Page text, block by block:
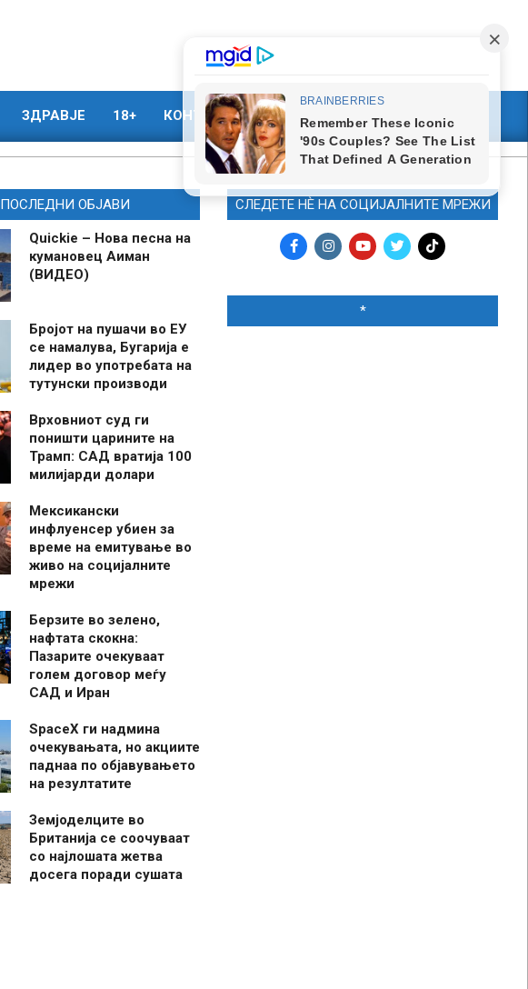
ЗДРАВЈЕ 18+ КОНТАКТ МАРКЕТИНГ
ПОСЛЕДНИ ОБЈАВИ
Quickie – Нова песна на
кумановец Аиман
(ВИДЕО)
Бројот на пушачи во ЕУ
се намалува, Бугарија е
лидер во употребата на
тутунски производи
Врховниот суд ги
поништи царините на
Трамп: САД вратија 100
милијарди долари
Мексикански
инфлуенсер убиен за
време на емитување во
живо на социјалните
мрежи
Берзите во зелено,
нафтата скокна:
Пазарите очекуваат
голем договор меѓу
САД и Иран
SpaceX ги надмина
очекувањата, но акциите
паднаа по објавувањето
на резултатите
Земјоделците во
Британија се соочуваат
со најлошата жетва
досега поради сушата
СЛЕДЕТЕ НЀ НА СОЦИЈАЛНИТЕ МРЕЖИ
*